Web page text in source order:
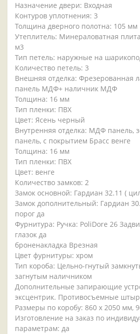
Назначение двери: Входная
Контуров уплотнения: 3
Толщина дверного полотна: 105 мм
Утеплитель: Минераловатная
м3
Тип петель: наружные на
Количество петель: 3
Внешняя отделка: Фрезерованная
панель МДФ+ наличник МДФ
Толщина: 16 мм
Тип пленки: ПВХ
Цвет: Ясень черный
Внутренняя отделка: МДФ панель,
панель, с покрытием Брасс венге
Толщина: 16 мм
Тип пленки: ПВХ
Цвет: венге
Количество замков: 2
Замок основной: Гардиан 32.11 (
Замок дополнительный: Гардиан
порог да
Фурнитура: Ручка: PoliDore 26
глазок да
броненакладка Врезная
Цвет фурнитуры: хром
Тип короба: Цельно-гнутый
загнутым наличником
Дополнительные запирающие
эксцентрик. Противосъемные
Размеры по коробу: 860 x 2050 мм,
Изготовление на заказ по
параметрам: да